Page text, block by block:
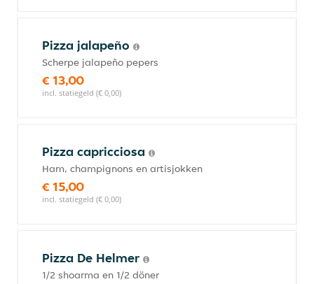
Pizza jalapeño
Scherpe jalapeño pepers
€ 13,00
incl. statiegeld (€ 0,00)
Pizza capricciosa
Ham, champignons en artisjokken
€ 15,00
incl. statiegeld (€ 0,00)
Pizza De Helmer
1/2 shoarma en 1/2 döner